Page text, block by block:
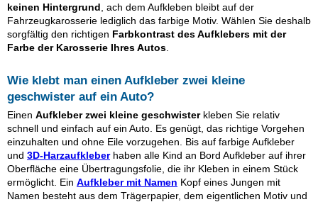
keinen Hintergrund , ach dem Aufkleben bleibt auf der
Fahrzeugkarosserie lediglich das farbige Motiv. Wählen Sie deshalb
sorgfältig den richtigen Farbkontrast des Aufklebers mit der
Farbe der Karosserie Ihres Autos
Wie klebt man einen Aufkleber zwei kleine
geschwister auf ein Auto?
Einen Aufkleberzwei kleine geschwisterkleben Sie relativ
schnell und einfach auf ein Auto. Es genügt, das richtige Vorgehen
einzuhalten und ohne Eile vorzugehen. Bis auf farbige Aufkleber
und 3D-Harzaufkleberhaben alle Kind an Bord Aufkleber auf ihrer
Oberfläche eine Übertragungsfolie, die ihr Kleben in einem Stück
ermöglicht. Ein Aufkleber mit Namen Kopf eines Jungen mit
Namen besteht aus dem Trägerpapier, dem eigentlichen Motiv und